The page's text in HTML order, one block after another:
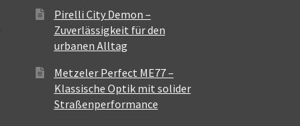
Pirelli City Demon –
Zuverlässigkeit für den
urbanen Alltag
Metzeler Perfect ME77 –
Klassische Optik mit solider
Straßenperformance